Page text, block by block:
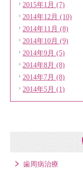
2015年1月 (7)
2014年12月 (10)
2014年11月 (8)
2014年10月 (9)
2014年9月 (5)
2014年8月 (8)
2014年7月 (8)
2014年5月 (1)
歯周病治療